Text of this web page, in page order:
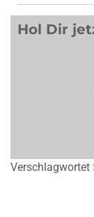
Hol Dir
Verschlagwortet